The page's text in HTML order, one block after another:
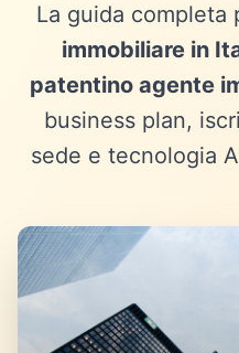
La guida completa
immobiliare in
patentino agente
business plan,
sede e tecnologia